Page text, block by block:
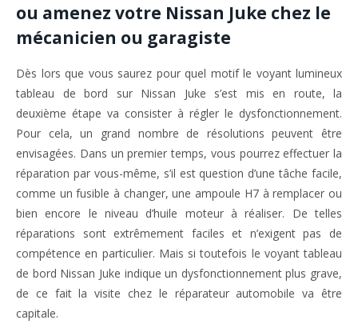
ou amenez votre Nissan Juke chez le
mécanicien ou garagiste
Dès lors que vous saurez pour quel motif le voyant lumineux
tableau de bord sur Nissan Juke s’est mis en route, la
deuxième étape va consister à régler le dysfonctionnement.
Pour cela, un grand nombre de résolutions peuvent être
envisagées. Dans un premier temps, vous pourrez effectuer la
réparation par vous-même, s’il est question d’une tâche facile,
comme un fusible à changer, une ampoule H7 à remplacer ou
bien encore le niveau d’huile moteur à réaliser. De telles
réparations sont extrêmement faciles et n’exigent pas de
compétence en particulier. Mais si toutefois le voyant tableau
de bord Nissan Juke indique un dysfonctionnement plus grave,
de ce fait la visite chez le réparateur automobile va être
capitale.